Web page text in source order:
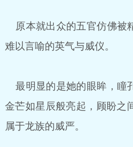
原本就出众的五官仿佛被
难以言喻的英气与威仪。
最明显的是她的眼眸，瞳
金芒如星辰般亮起，顾盼之
属于龙族的威严。